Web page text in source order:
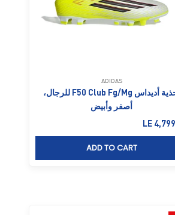
ADIDAS
أحذية أديداس F50 Club Fg/Mg للرجال،
أصفر وأبيض
بعد الخصم
LE
ADD TO CART